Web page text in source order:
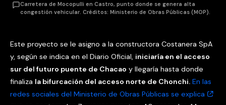
Carretera de Mocopulli en Castro, punto donde se genera alta
congestión vehicular. Créditos: Ministerio de Obras Públicas (MOP).
Este proyecto se le asigno a la constructora Costanera SpA
y, según se indica en el Diario Oficial, iniciaría en el acceso
sur del futuro puente de Chacao y llegaría hasta donde
finaliza la bifurcación del acceso norte de Chonchi. En las
redes sociales del Ministerio de Obras Públicas se explica